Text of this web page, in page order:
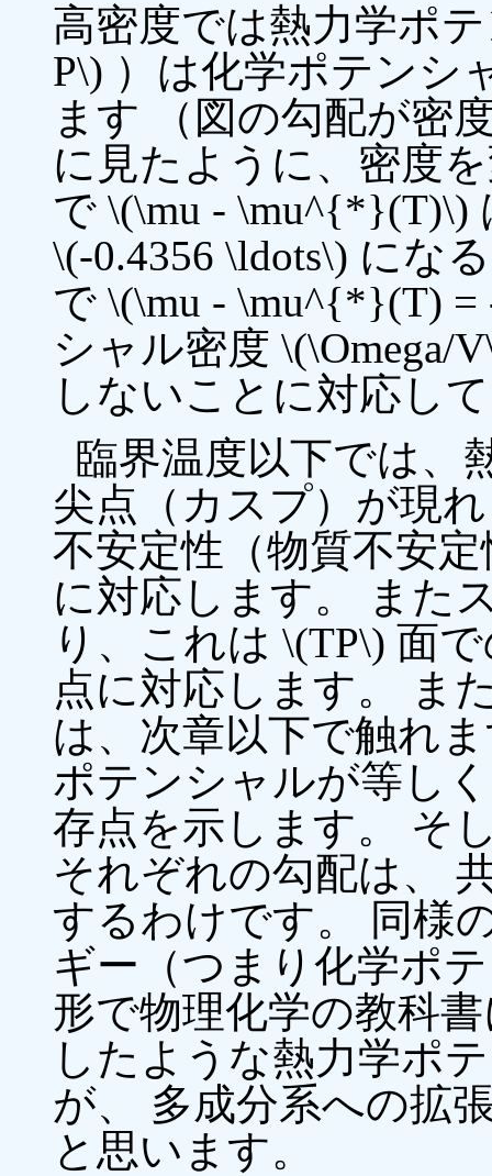
高密度では熱力学ポ
P\) ）は化学ポテンシ
ます （図の勾配が密
に見たように、密度
で \(\mu - \mu^{*}(T)\)
\(-0.4356 \ldots\) にな
で \(\mu - \mu^{*}(T) =
シャル密度 \(\Omega/
しないことに対応し
臨界温度以下では、
尖点（カスプ）が現
不安定性（物質不安
に対応します。 また
り、これは \(TP\) 面
点に対応します。 ま
は、次章以下で触れ
ポテンシャルが等し
存点を示します。 そ
それぞれの勾配は、
するわけです。 同様
ギー（つまり化学ポ
形で物理化学の教科
したような熱力学ポ
が、 多成分系への拡
と思います。